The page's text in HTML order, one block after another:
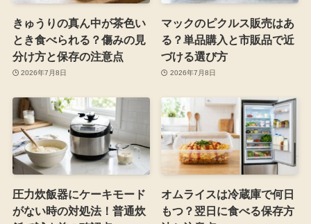
きゅうりの真ん中が茶色い
とき食べられる？傷みの見
分け方と保存の注意点
2026年7月8日
マックのピクルス販売はあ
る？単品購入と市販品で近
づける選び方
2026年7月8日
圧力炊飯器にケーキモード
がない時の対処法！普通炊
オムライスは冷蔵庫で何日
もつ？翌日に食べる保存方